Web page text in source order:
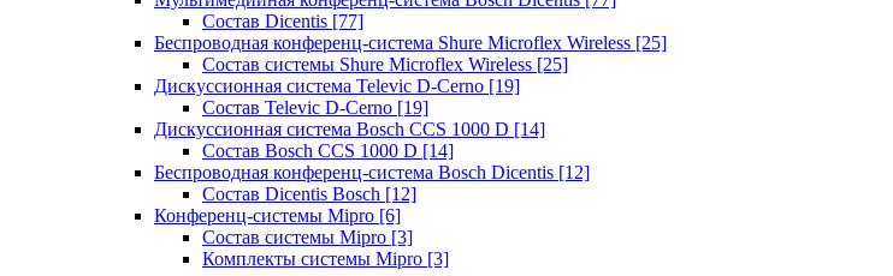
Состав Dicentis [77]
Беспроводная конференц-система Shure Microflex Wireless [25]
Состав системы Shure Microflex Wireless [25]
Дискуссионная система Televic D-Cerno [19]
Состав Televic D-Cerno [19]
Дискуссионная система Bosch CCS 1000 D [14]
Состав Bosch CCS 1000 D [14]
Беспроводная конференц-система Bosch Dicentis [12]
Состав Dicentis Bosch [12]
Конференц-системы Mipro [6]
Состав системы Mipro [3]
Комплекты системы Mipro [3]